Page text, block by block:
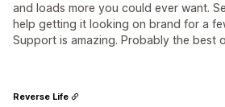
and loads more you could ever want.
help getting it looking on brand for a
Support is amazing. Probably the best
Reverse Life